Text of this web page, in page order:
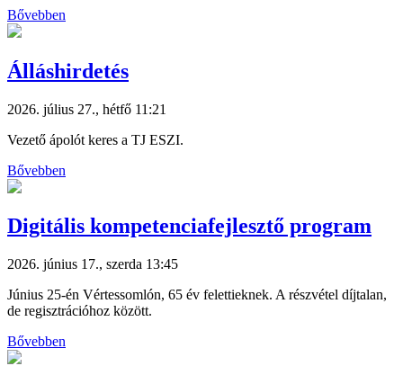
Bővebben
Álláshirdetés
2026. július 27., hétfő 11:21
Vezető ápolót keres a TJ ESZI.
Bővebben
Digitális kompetenciafejlesztő program
2026. június 17., szerda 13:45
Június 25-én Vértessomlón, 65 év felettieknek. A részvétel díjtalan,
de regisztrációhoz között.
Bővebben